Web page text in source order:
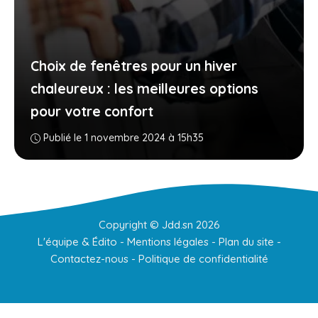
Choix de fenêtres pour un hiver
chaleureux : les meilleures options
pour votre confort
Publié le 1 novembre 2024 à 15h35
Copyright © Jdd.sn 2026
L'équipe & Édito - Mentions légales- Plan du site -
Contactez-nous- Politique de confidentialité